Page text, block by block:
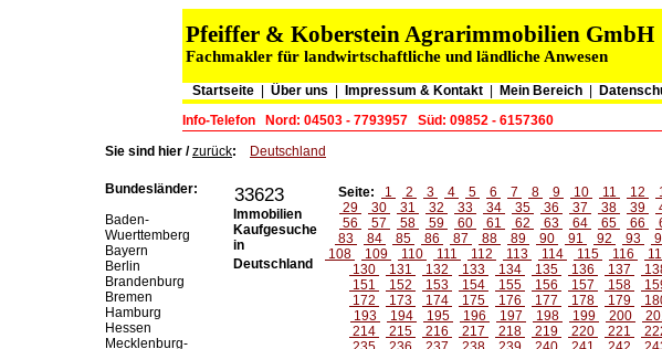
Pfeiffer & Koberstein Agrarimmobilien GmbH
Fachmakler für landwirtschaftliche und ländliche Anwesen
Startseite| Über uns Impressum & Kontakt| Mein Bereich
Info-Telefon
Nord: 04503 - 7793957 Süd: 09852 - 6157360
Sie sind hier /zurück: Deutschland
Bundesländer:
Baden-
Wuerttemberg
Bayern
Berlin
Brandenburg
Bremen
Hamburg
Hessen
Mecklenburg-
33623
Immobilien
Kaufgesuche
in
Deutschland
Seite: 1 2 3 4 5 6 7 8 9 10 11 12
29
30 31 32 33 34 35 36 37 38 39
56
57 58 59 60 61 62 63 64 65 66
83
84 85 86 87 88 89 90 91 92 93
108
109 110 111 112 113 114 115 116
130
131 132 133 134 135 136 137
151
152 153 154 155 156 157 158
172
173 174 175 176 177 178 179
193
194 195 196 197 198 199 200
214
215 216 217 218 219 220 221